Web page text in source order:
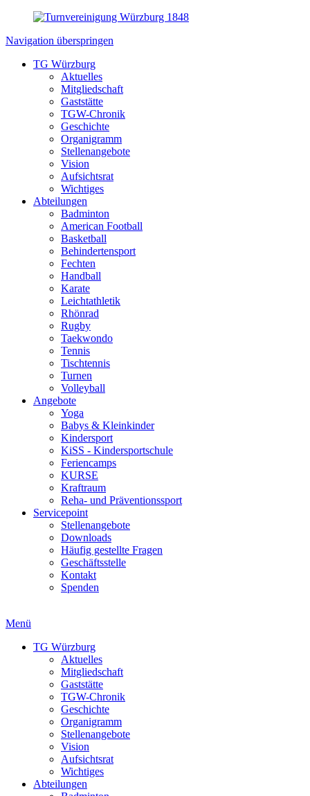
Navigation überspringen
TG Würzburg
Aktuelles
Mitgliedschaft
Gaststätte
TGW-Chronik
Geschichte
Organigramm
Stellenangebote
Vision
Aufsichtsrat
Wichtiges
Abteilungen
Badminton
American Football
Basketball
Behindertensport
Fechten
Handball
Karate
Leichtathletik
Rhönrad
Rugby
Taekwondo
Tennis
Tischtennis
Turnen
Volleyball
Angebote
Yoga
Babys & Kleinkinder
Kindersport
KiSS - Kindersportschule
Feriencamps
KURSE
Kraftraum
Reha- und Präventionssport
Servicepoint
Stellenangebote
Downloads
Häufig gestellte Fragen
Geschäftsstelle
Kontakt
Spenden
Menü
TG Würzburg
Aktuelles
Mitgliedschaft
Gaststätte
TGW-Chronik
Geschichte
Organigramm
Stellenangebote
Vision
Aufsichtsrat
Wichtiges
Abteilungen